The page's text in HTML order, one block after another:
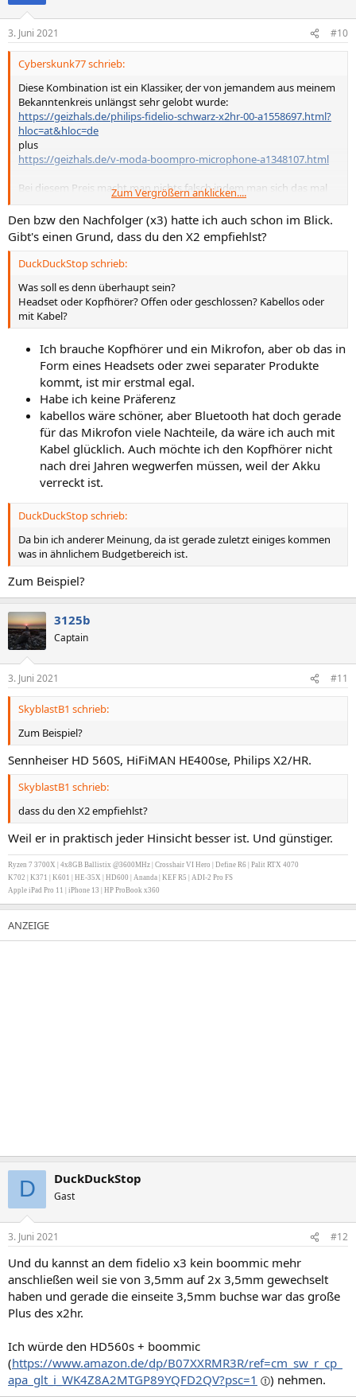
3. Juni 2021 #10
Cyberskunk77 schrieb:
Diese Kombination ist ein Klassiker, der von jemandem aus meinem
Bekanntenkreis unlängst sehr gelobt wurde:
https://geizhals.de/philips-fidelio-schwarz-x2hr-00-a1558697.html?
hloc=at&hloc=de
plus
https://geizhals.de/v-moda-boompro-microphone-a1348107.html
Bei diesem Preis macht man nichts falsch indem man sich das mal
bestellt und zur Probe hört, würde ich sagen.
Zum Vergrößern anklicken....
Den bzw den Nachfolger (x3) hatte ich auch schon im Blick.
Gibt's einen Grund, dass du den X2 empfiehlst?
DuckDuckStop schrieb:
Was soll es denn überhaupt sein?
Headset oder Kopfhörer? Offen oder geschlossen? Kabellos oder
mit Kabel?
Ich brauche Kopfhörer und ein Mikrofon, aber ob das in
Form eines Headsets oder zwei separater Produkte
kommt, ist mir erstmal egal.
Habe ich keine Präferenz
kabellos wäre schöner, aber Bluetooth hat doch gerade
für das Mikrofon viele Nachteile, da wäre ich auch mit
Kabel glücklich. Auch möchte ich den Kopfhörer nicht
nach drei Jahren wegwerfen müssen, weil der Akku
verreckt ist.
DuckDuckStop schrieb:
Da bin ich anderer Meinung, da ist gerade zuletzt einiges kommen
was in ähnlichem Budgetbereich ist.
Zum Beispiel?
3125b
Captain
3. Juni 2021 #11
SkyblastB1 schrieb:
Zum Beispiel?
Sennheiser HD 560S, HiFiMAN HE400se, Philips X2/HR.
SkyblastB1 schrieb:
dass du den X2 empfiehlst?
Weil er in praktisch jeder Hinsicht besser ist. Und günstiger.
Ryzen 7 3700X | 4x8GB Ballistix @3600MHz | Crosshair VI Hero | Define R6 | Palit RTX 4070
K702 | K371 | K601 | HE-35X | HD600 | Ananda | KEF R5 | ADI-2 Pro FS
Apple iPad Pro 11 | iPhone 13 | HP ProBook x360
D DuckDuckStop
Gast
3. Juni 2021 #12
Und du kannst an dem fidelio x3 kein boommic mehr
anschließen weil sie von 3,5mm auf 2x 3,5mm gewechselt
haben und gerade die einseite 3,5mm buchse war das große
Plus des x2hr.
Ich würde den HD560s + boommic
(https://www.amazon.de/dp/B07XXRMR3R/ref=cm_sw_r_cp_
apa_glt_i_WK4Z8A2MTGP89YQFD2QV?psc=1
) nehmen.